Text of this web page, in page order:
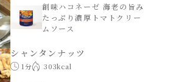
創味ハコネーゼ 海老の旨み
たっぷり濃厚トマトクリー
ムソース
シャンタンナッツ
1分 303kcal